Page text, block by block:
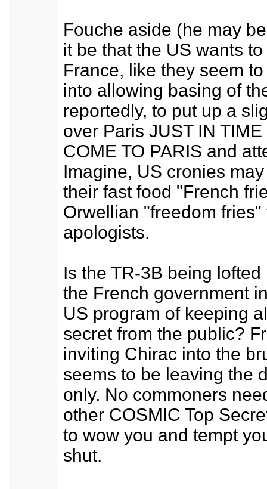
Fouche aside (he may
it be that the US wants
France, like they seem
into allowing basing of
reportedly, to put up a
over Paris JUST IN
COME TO PARIS and
Imagine, US cronies
their fast food "French
Orwellian "freedom
apologists.
Is the TR-3B being
the French government
US program of keeping
secret from the public?
inviting Chirac into the
seems to be leaving the
only. No commoners
other COSMIC Top
to wow you and tempt
shut.